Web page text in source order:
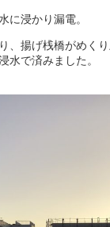
に浸かり漏電。
、揚げ桟橋がめく
水で済みました。